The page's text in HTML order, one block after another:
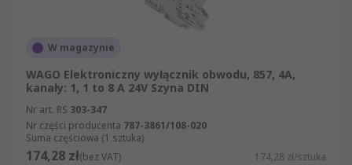
W magazynie
WAGO Elektroniczny wyłącznik obwodu, 857, 4A,
kanały: 1, 1 to 8 A 24V Szyna DIN
Nr art. RS 303-347
Nr części producenta 787-3861/108-020
Suma częściowa (1 sztuka)
174,28 zł(bez VAT) 174,28 zł/sztuka